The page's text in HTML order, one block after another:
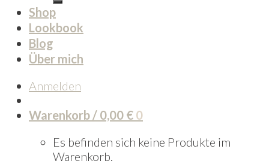
Shop
Lookbook
Blog
Über mich
Anmelden
Warenkorb / 0,00 € 0
Es befinden sich keine Produkte im
Warenkorb.